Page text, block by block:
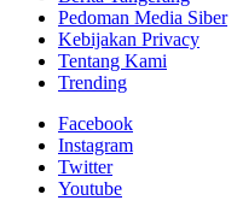
Pedoman Media Siber
Kebijakan Privacy
Tentang Kami
Trending
Facebook
Instagram
Twitter
Youtube